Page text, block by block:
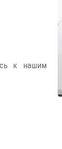
к нашим